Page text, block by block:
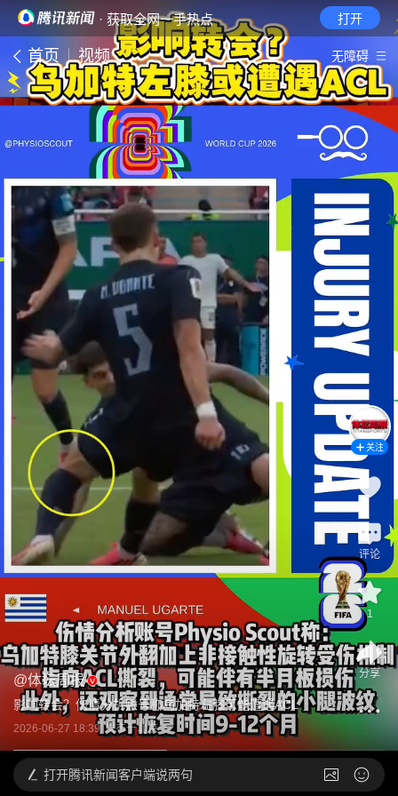
· 获取全网一手热点 打开
首页 视频 无障碍
@体坛周报
影响转会？伤情分析账号称乌加特左膝可能遭遇ACL
2026-06-27 18:39 发布于北京
关注
评论
1
分享
打开腾讯新闻客户端说两句